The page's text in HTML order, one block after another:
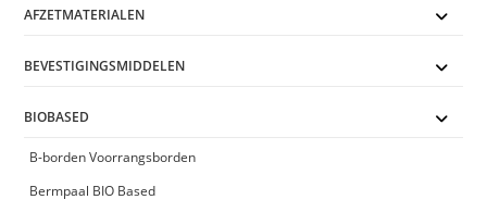
AFZETMATERIALEN
BEVESTIGINGSMIDDELEN
BIOBASED
B-borden Voorrangsborden
Bermpaal BIO Based